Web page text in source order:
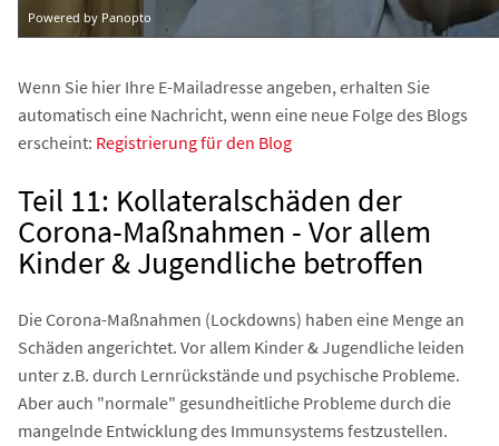
Wenn Sie hier Ihre E-Mailadresse angeben, erhalten Sie
automatisch eine Nachricht, wenn eine neue Folge des Blogs
erscheint: Registrierung für den Blog
Teil 11: Kollateralschäden der
Corona-Maßnahmen - Vor allem
Kinder & Jugendliche betroffen
Die Corona-Maßnahmen (Lockdowns) haben eine Menge an
Schäden angerichtet. Vor allem Kinder & Jugendliche leiden
unter z.B. durch Lernrückstände und psychische Probleme.
Aber auch "normale" gesundheitliche Probleme durch die
mangelnde Entwicklung des Immunsystems festzustellen.